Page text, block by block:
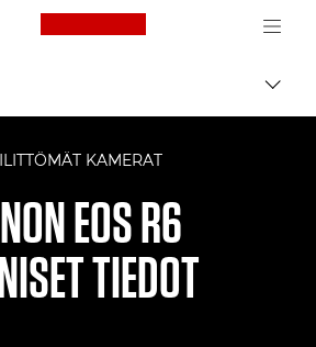
Canon Logo, back
KAMERAT
EOS R6
TIEDOT